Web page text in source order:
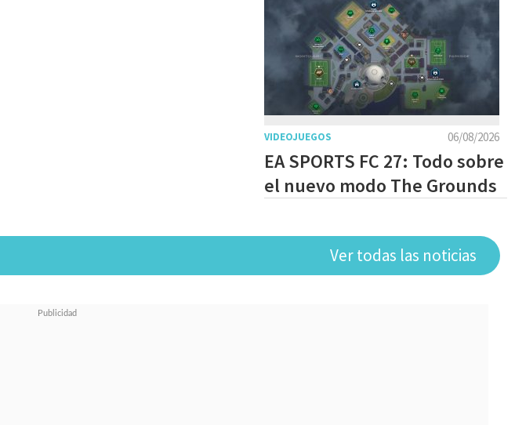
06/08/2026
VIDEOJUEGOS
EA SPORTS FC 27: Todo sobre
el nuevo modo The Grounds
Ver todas las noticias